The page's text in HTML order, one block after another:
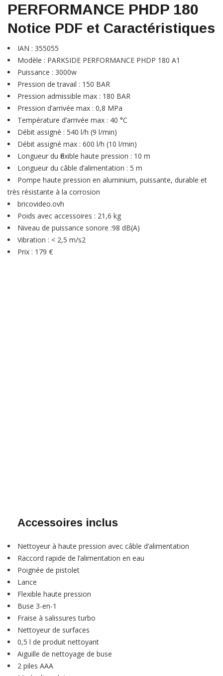
PERFORMANCE PHDP 180
Notice PDF et Caractéristiques
IAN : 355055
Modèle : PARKSIDE PERFORMANCE PHDP 180 A1
Puissance : 3000w
Pression de travail : 150 BAR
Pression admissible max : 180 BAR
Pression d’arrivée max : 0,8 MPa
Température d‘arrivée max : 40 °C
Débit assigné : 540 l/h (9 l/min)
Débit assigné max : 600 l/h (10 l/min)
Longueur du flexible haute pression : 10 m
Longueur du câble d’alimentation : 5 m
Pompe haute pression en aluminium, puissante, durable et
très résistante à la corrosion
bricovideo.ovh
Poids avec accessoires : 21,6 kg
Niveau de puissance sonore :98 dB(A)
Vibration : < 2,5 m/s2
Prix : 179 €
Accessoires inclus
Nettoyeur à haute pression avec câble d’alimentation
Raccord rapide de l‘alimentation en eau
Poignée de pistolet
Lance
Flexible haute pression
Buse 3-en-1
Fraise à salissures turbo
Nettoyeur de surfaces
0,5 l de produit nettoyant
Aiguille de nettoyage de buse
2 piles AAA